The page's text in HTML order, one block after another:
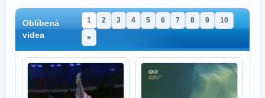
Oblíbená
videa
1 2 3 4 5 6 7 8 9 10
»